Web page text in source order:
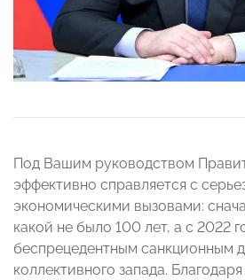
Под Вашим руководством
эффективно справляется с
экономическими вызовами:
какой не было 100 лет, а с 2022
беспрецедентным санкционным
коллективного запада.